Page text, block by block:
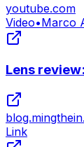
youtube.com
Video•Marco
Lens
Link